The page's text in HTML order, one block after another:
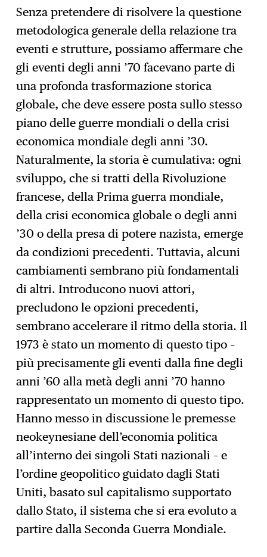
Senza pretendere di risolvere la questione
metodologica generale della relazione tra
eventi e strutture, possiamo affermare che
gli eventi degli anni ’70 facevano parte di
una profonda trasformazione storica
globale, che deve essere posta sullo stesso
piano delle guerre mondiali o della crisi
economica mondiale degli anni ’30.
Naturalmente, la storia è cumulativa: ogni
sviluppo, che si tratti della Rivoluzione
francese, della Prima guerra mondiale,
della crisi economica globale o degli anni
’30 o della presa di potere nazista, emerge
da condizioni precedenti. Tuttavia, alcuni
cambiamenti sembrano più fondamentali
di altri. Introducono nuovi attori,
precludono le opzioni precedenti,
sembrano accelerare il ritmo della storia. Il
1973 è stato un momento di questo tipo –
più precisamente gli eventi dalla fine degli
anni ’60 alla metà degli anni ’70 hanno
rappresentato un momento di questo tipo.
Hanno messo in discussione le premesse
neokeynesiane dell’economia politica
all’interno dei singoli Stati nazionali – e
l’ordine geopolitico guidato dagli Stati
Uniti, basato sul capitalismo supportato
dallo Stato, il sistema che si era evoluto a
partire dalla Seconda Guerra Mondiale.